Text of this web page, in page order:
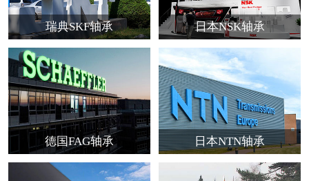
瑞典SKF轴承 日本NSK轴承
德国FAG轴承 日本NTN轴承